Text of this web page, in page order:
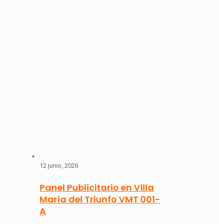
12 junio, 2026
Panel Publicitario en Villa
María del Triunfo VMT 001-
A